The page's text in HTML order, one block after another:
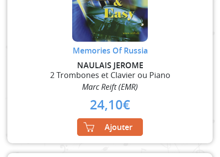
Memories Of Russia
NAULAIS JEROME
2 Trombones et Clavier ou Piano
Marc Reift (EMR)
24,10€
Ajouter